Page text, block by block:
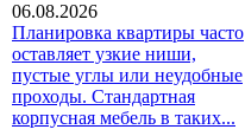
06.08.2026
Планировка квартиры часто
оставляет узкие ниши,
пустые углы или неудобные
проходы. Стандартная
корпусная мебель в таких...